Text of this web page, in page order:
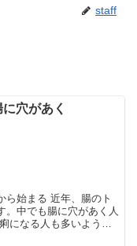
staff
穴があく
ら始まる 近年、腸のト
。中でも腸に穴があく人
になる人も多いようで